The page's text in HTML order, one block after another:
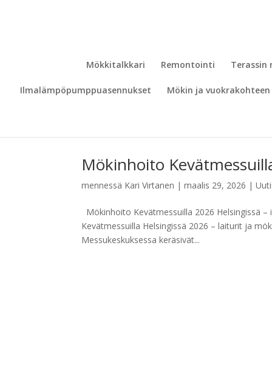
Mökkitalkkari Remontointi Terassin
Ilmalämpöpumppuasennukset Mökin ja
Mökinhoito
mennessä Kari Virtanen |maalis 29, 2026 |
Mökinhoito Kevätmessuilla 2026 Helsingissä
Kevätmessuilla Helsingissä 2026 – laiturit ja
Messukeskuksessa keräsivät...